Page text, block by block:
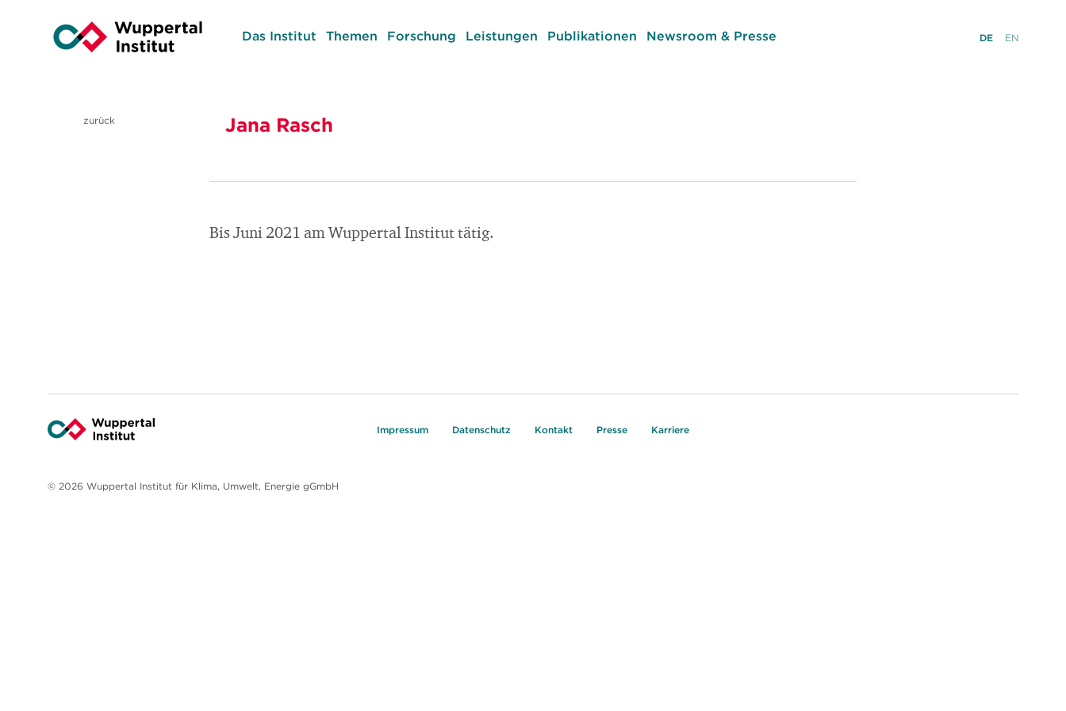
Das Institut Themen Forschung Leistungen Publikationen Newsroom & Presse DE EN
zurück Jana Rasch
Bis Juni 2021 am Wuppertal Institut tätig.
Impressum Datenschutz Kontakt Presse Karriere
© 2026 Wuppertal Institut für Klima, Umwelt, Energie gGmbH